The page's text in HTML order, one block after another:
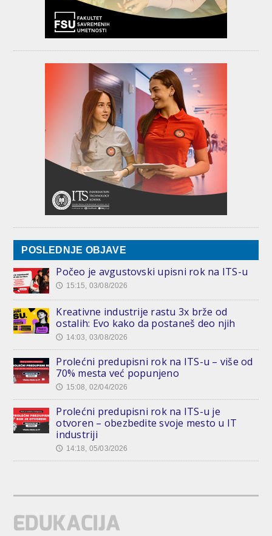
POSLEDNJE OBJAVE
Počeo je avgustovski upisni rok na ITS-u
🕔 15:15, 03/08/2026
Kreativne industrije rastu 3x brže od
ostalih: Evo kako da postaneš deo njih
🕔 14:03, 03/08/2026
Prolećni predupisni rok na ITS-u – više od
70% mesta već popunjeno
🕔 15:08, 02/04/2026
Prolećni predupisni rok na ITS-u je
otvoren – obezbedite svoje mesto u IT
industriji
🕔 14:18, 05/03/2026